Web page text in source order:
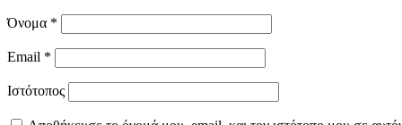
Όνομα *
Email *
Ιστότοπος